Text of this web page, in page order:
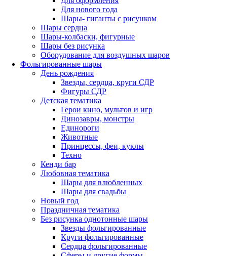
Для нового года
Шары- гиганты с рисунком
Шары сердца
Шары-колбаски, фигурные
Шары без рисунка
Оборудование для воздушных шаров
Фольгированные шары
День рождения
Звезды, сердца, круги СДР
Фигуры СДР
Детская тематика
Герои кино, мультов и игр
Динозавры, монстры
Единороги
Животные
Принцессы, феи, куклы
Техно
Кенди бар
Любовная тематика
Шары для влюбленных
Шары для свадьбы
Новый год
Праздничная тематика
Без рисунка однотонные шары
Звезды фольгированные
Круги фольгированные
Сердца фольгированные